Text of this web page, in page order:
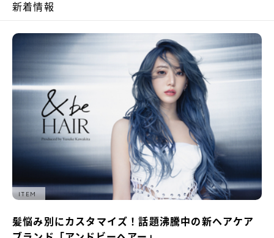
新着情報
ITEM
髪悩み別にカスタマイズ！話題沸騰中の新ヘアケア